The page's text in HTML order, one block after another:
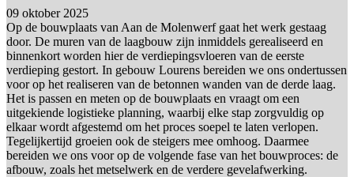
09 oktober 2025
Op de bouwplaats van Aan de Molenwerf gaat het werk gestaag
door. De muren van de laagbouw zijn inmiddels gerealiseerd en
binnenkort worden hier de verdiepingsvloeren van de eerste
verdieping gestort. In gebouw Lourens bereiden we ons ondertussen
voor op het realiseren van de betonnen wanden van de derde laag.
Het is passen en meten op de bouwplaats en vraagt om een
uitgekiende logistieke planning, waarbij elke stap zorgvuldig op
elkaar wordt afgestemd om het proces soepel te laten verlopen.
Tegelijkertijd groeien ook de steigers mee omhoog. Daarmee
bereiden we ons voor op de volgende fase van het bouwproces: de
afbouw, zoals het metselwerk en de verdere gevelafwerking.